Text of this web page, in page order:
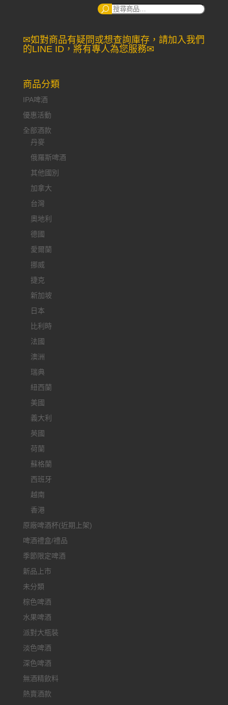
搜
✉如對商品有疑問或想查詢庫存，請加入我們
的LINE ID，將有專人為您服務✉
商品分類
IPA啤酒
優惠活動
全部酒款
丹麥
俄羅斯啤酒
其他國別
加拿大
台灣
奧地利
德國
愛爾蘭
挪威
捷克
新加坡
日本
比利時
法國
澳洲
瑞典
紐西蘭
美國
義大利
英國
荷蘭
蘇格蘭
西班牙
越南
香港
原廠啤酒杯(近期上架)
啤酒禮盒/禮品
季節限定啤酒
新品上市
未分類
棕色啤酒
水果啤酒
派對大瓶裝
淡色啤酒
深色啤酒
無酒精飲料
熱賣酒款